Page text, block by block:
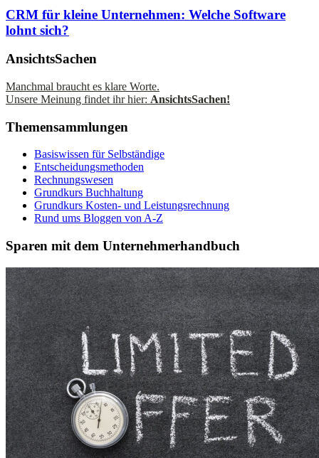
CRM für kleine Unternehmen: Welche Software
lohnt sich?
AnsichtsSachen
Manchmal braucht es klare Worte.
Unsere Meinung findet ihr hier: AnsichtsSachen!
Themensammlungen
Basiswissen für Selbständige
Entscheidungsmethoden
Rechnungswesen
Grundkurs Buchhaltung
Grundkurs Kosten- und Leistungsrechnung
Rund ums Bloggen von A-Z
Sparen mit dem Unternehmerhandbuch